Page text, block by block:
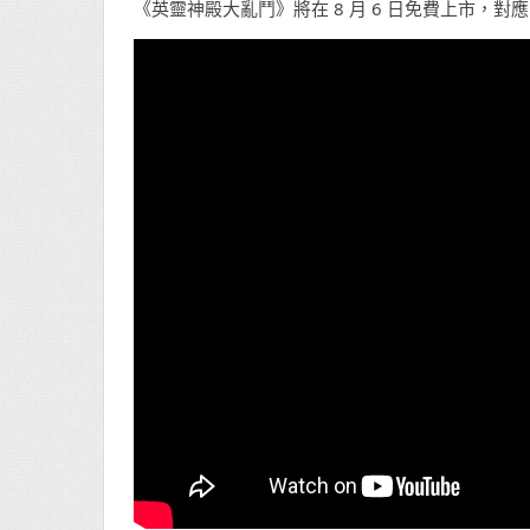
《英靈神殿大亂鬥》將在 8 月 6 日免費上市，對